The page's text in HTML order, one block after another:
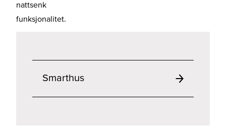
nattsenk
funksjonalitet.
Smarthus